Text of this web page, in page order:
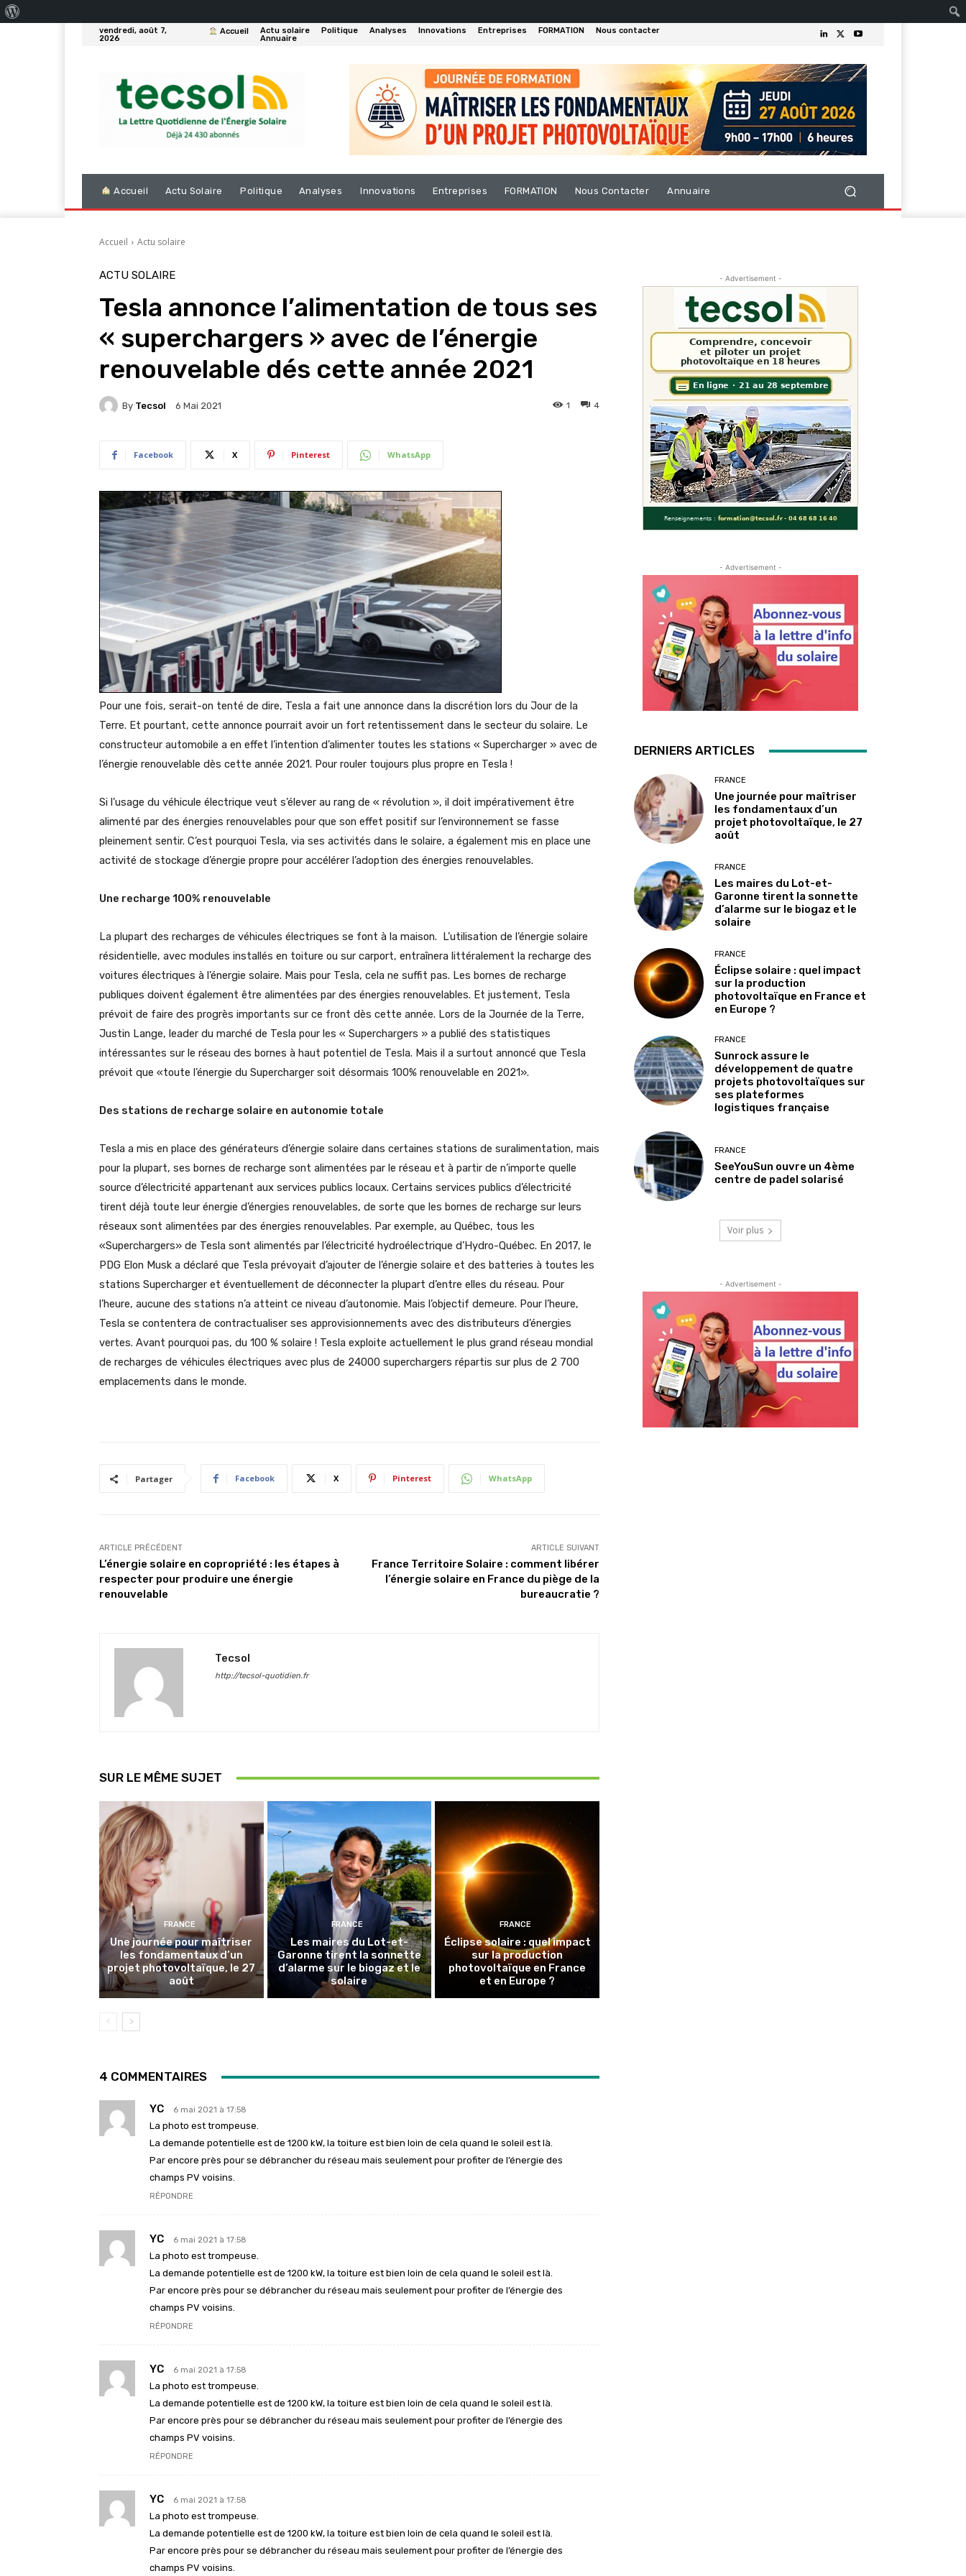
vendredi, août 7,
2026
Accueil Actu solaire Politique Analyses Innovations Entreprises FORMATION
Nous contacter
Annuaire
Accueil Actu Solaire Politique Analyses Innovations Entreprises FORMATION Nous Contacter Annuaire
Accueil Actu solaire
ACTU SOLAIRE
Tesla annonce l’alimentation de tous ses
« superchargers » avec de l’énergie
renouvelable dés cette année 2021
By Tecsol 6 Mai 2021 4
1
Facebook X Pinterest WhatsApp
Pour une fois, serait-on tenté de dire, Tesla a fait une annonce dans la discrétion lors du Jour de la
Terre. Et pourtant, cette annonce pourrait avoir un fort retentissement dans le secteur du solaire. Le
constructeur automobile a en effet l’intention d’alimenter toutes les stations « Supercharger » avec de
l’énergie renouvelable dès cette année 2021. Pour rouler toujours plus propre en Tesla !
Si l’usage du véhicule électrique veut s’élever au rang de « révolution », il doit impérativement être
alimenté par des énergies renouvelables pour que son effet positif sur l’environnement se fasse
pleinement sentir. C’est pourquoi Tesla, via ses activités dans le solaire, a également mis en place une
activité de stockage d’énergie propre pour accélérer l’adoption des énergies renouvelables.
Une recharge 100% renouvelable
La plupart des recharges de véhicules électriques se font à la maison. L’utilisation de l’énergie solaire
résidentielle, avec modules installés en toiture ou sur carport, entraînera littéralement la recharge des
voitures électriques à l’énergie solaire. Mais pour Tesla, cela ne suffit pas. Les bornes de recharge
publiques doivent également être alimentées par des énergies renouvelables. Et justement, Tesla
prévoit de faire des progrès importants sur ce front dès cette année. Lors de la Journée de la Terre,
Justin Lange, leader du marché de Tesla pour les « Superchargers » a publié des statistiques
intéressantes sur le réseau des bornes à haut potentiel de Tesla. Mais il a surtout annoncé que Tesla
prévoit que «toute l’énergie du Supercharger soit désormais 100% renouvelable en 2021».
Des stations de recharge solaire en autonomie totale
Tesla a mis en place des générateurs d’énergie solaire dans certaines stations de suralimentation, mais
pour la plupart, ses bornes de recharge sont alimentées par le réseau et à partir de n’importe quelle
source d’électricité appartenant aux services publics locaux. Certains services publics d’électricité
tirent déjà toute leur énergie d’énergies renouvelables, de sorte que les bornes de recharge sur leurs
réseaux sont alimentées par des énergies renouvelables. Par exemple, au Québec, tous les
«Superchargers» de Tesla sont alimentés par l’électricité hydroélectrique d’Hydro-Québec. En 2017, le
PDG Elon Musk a déclaré que Tesla prévoyait d’ajouter de l’énergie solaire et des batteries à toutes les
stations Supercharger et éventuellement de déconnecter la plupart d’entre elles du réseau. Pour
l’heure, aucune des stations n’a atteint ce niveau d’autonomie. Mais l’objectif demeure. Pour l’heure,
Tesla se contentera de contractualiser ses approvisionnements avec des distributeurs d’énergies
vertes. Avant pourquoi pas, du 100 % solaire ! Tesla exploite actuellement le plus grand réseau mondial
de recharges de véhicules électriques avec plus de 24000 superchargers répartis sur plus de 2 700
emplacements dans le monde.
Partager Facebook X Pinterest WhatsApp
ARTICLE PRÉCÉDENT
L’énergie solaire en copropriété : les étapes à
respecter pour produire une énergie
renouvelable
ARTICLE SUIVANT
France Territoire Solaire : comment libérer
l’énergie solaire en France du piège de la
bureaucratie ?
Tecsol
http://tecsol-quotidien.fr
SUR LE MÊME SUJET
FRANCE
Une journée pour maîtriser
les fondamentaux d’un
projet photovoltaïque, le 27
août
FRANCE
Les maires du Lot-et-
Garonne tirent la sonnette
d’alarme sur le biogaz et le
solaire
FRANCE
Éclipse solaire : quel impact
sur la production
photovoltaïque en France
et en Europe ?
4 COMMENTAIRES
YC 6 mai 2021 à 17:58
La photo est trompeuse.
La demande potentielle est de 1200 kW, la toiture est bien loin de cela quand le soleil est là.
Par encore près pour se débrancher du réseau mais seulement pour profiter de l’énergie des
champs PV voisins.
RÉPONDRE
YC 6 mai 2021 à 17:58
La photo est trompeuse.
La demande potentielle est de 1200 kW, la toiture est bien loin de cela quand le soleil est là.
Par encore près pour se débrancher du réseau mais seulement pour profiter de l’énergie des
champs PV voisins.
RÉPONDRE
YC 6 mai 2021 à 17:58
La photo est trompeuse.
La demande potentielle est de 1200 kW, la toiture est bien loin de cela quand le soleil est là.
Par encore près pour se débrancher du réseau mais seulement pour profiter de l’énergie des
champs PV voisins.
RÉPONDRE
YC 6 mai 2021 à 17:58
La photo est trompeuse.
La demande potentielle est de 1200 kW, la toiture est bien loin de cela quand le soleil est là.
Par encore près pour se débrancher du réseau mais seulement pour profiter de l’énergie des
champs PV voisins.
- Advertisement -
- Advertisement -
DERNIERS ARTICLES
FRANCE
Une journée pour maîtriser
les fondamentaux d’un
projet photovoltaïque, le 27
août
FRANCE
Les maires du Lot-et-
Garonne tirent la sonnette
d’alarme sur le biogaz et le
solaire
FRANCE
Éclipse solaire : quel impact
sur la production
photovoltaïque en France et
en Europe ?
FRANCE
Sunrock assure le
développement de quatre
projets photovoltaïques sur
ses plateformes
logistiques française
FRANCE
SeeYouSun ouvre un 4ème
centre de padel solarisé
Voir plus
- Advertisement -